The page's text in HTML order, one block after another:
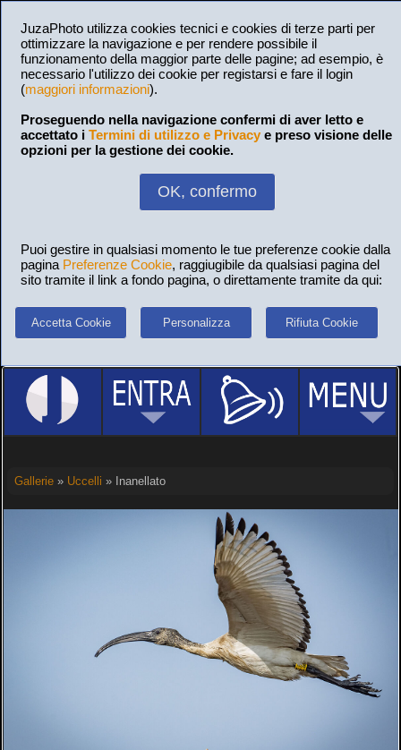
JuzaPhoto utilizza cookies tecnici e cookies di terze parti per
ottimizzare la navigazione e per rendere possibile il
funzionamento della maggior parte delle pagine; ad esempio, è
necessario l'utilizzo dei cookie per registarsi e fare il login
(maggiori informazioni).
Proseguendo nella navigazione confermi di aver letto e
accettato i Termini di utilizzo e Privacy e preso visione delle
opzioni per la gestione dei cookie.
OK, confermo
Puoi gestire in qualsiasi momento le tue preferenze cookie dalla
pagina Preferenze Cookie, raggiugibile da qualsiasi pagina del
sito tramite il link a fondo pagina, o direttamente tramite da qui:
Accetta Cookie Personalizza Rifiuta Cookie
Gallerie» Uccelli » Inanellato